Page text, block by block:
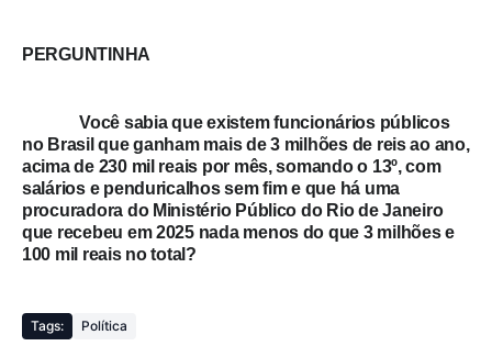
PERGUNTINHA
Você sabia que existem funcionários públicos
no Brasil que ganham mais de 3 milhões de reis ao ano,
acima de 230 mil reais por mês, somando o 13º, com
salários e penduricalhos sem fim e que há uma
procuradora do Ministério Público do Rio de Janeiro
que recebeu em 2025 nada menos do que 3 milhões e
100 mil reais no total?
Tags: Política